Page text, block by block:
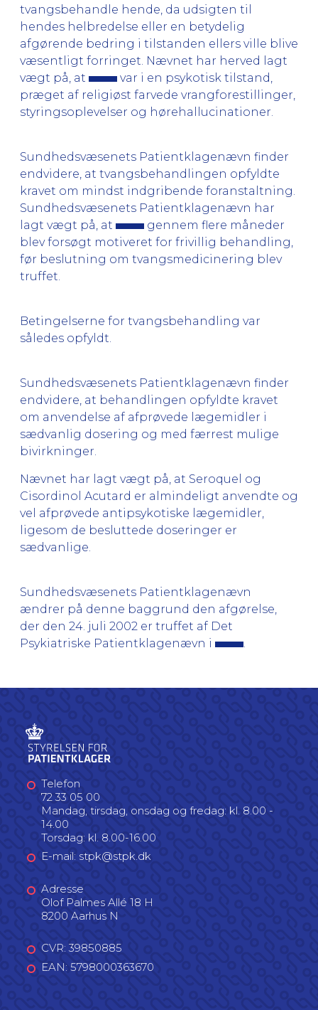
tvangsbehandle hende, da udsigten til
hendes helbredelse eller en betydelig
afgørende bedring i tilstanden ellers ville blive
væsentligt forringet. Nævnet har herved lagt
vægt på, at
var i en psykotisk tilstand,
præget af religiøst farvede vrangforestillinger,
styringsoplevelser og hørehallucinationer.
Sundhedsvæsenets Patientklagenævn finder
endvidere, at tvangsbehandlingen opfyldte
kravet om mindst indgribende foranstaltning.
Sundhedsvæsenets Patientklagenævn har
lagt vægt på, at
gennem flere måneder
blev forsøgt motiveret for frivillig behandling,
før beslutning om tvangsmedicinering blev
truffet.
Betingelserne for tvangsbehandling var
således opfyldt.
Sundhedsvæsenets Patientklagenævn finder
endvidere, at behandlingen opfyldte kravet
om anvendelse af afprøvede lægemidler i
sædvanlig dosering og med færrest mulige
bivirkninger.
Nævnet har lagt vægt på, at Seroquel og
Cisordinol Acutard er almindeligt anvendte og
vel afprøvede antipsykotiske lægemidler,
ligesom de besluttede doseringer er
sædvanlige.
Sundhedsvæsenets Patientklagenævn
ændrer på denne baggrund den afgørelse,
der den 24. juli 2002 er truffet af Det
Psykiatriske Patientklagenævn i
Telefon
72 33 05 00
Mandag, tirsdag, onsdag og fredag: kl. 8.00 -
14.00
Torsdag: kl. 8.00-16.00
E-mail: stpk@stpk.dk
Adresse
Olof Palmes Allé 18 H
8200 Aarhus N
CVR: 39850885
EAN: 5798000363670